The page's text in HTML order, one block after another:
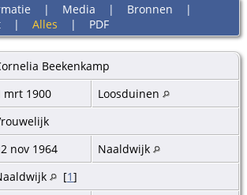
| Media | Bronnen |
| Alles | PDF
Beekenkamp
mrt 1900
Loosduinen
nov 1964
Naaldwijk
[1]